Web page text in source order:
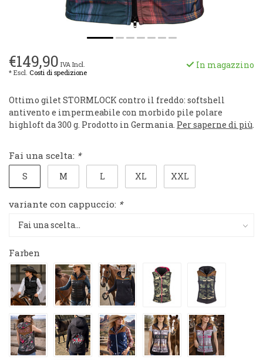
€149,90 IVA Incl.
* Escl. Costi di spedizione
In magazzino
Ottimo gilet STORMLOCK contro il freddo: softshell
antivento e impermeabile con morbido pile polare
highloft da 300 g. Prodotto in Germania. Per saperne di più.
Fai una scelta: *
S M L XL XXL
variante con cappuccio: *
Farben